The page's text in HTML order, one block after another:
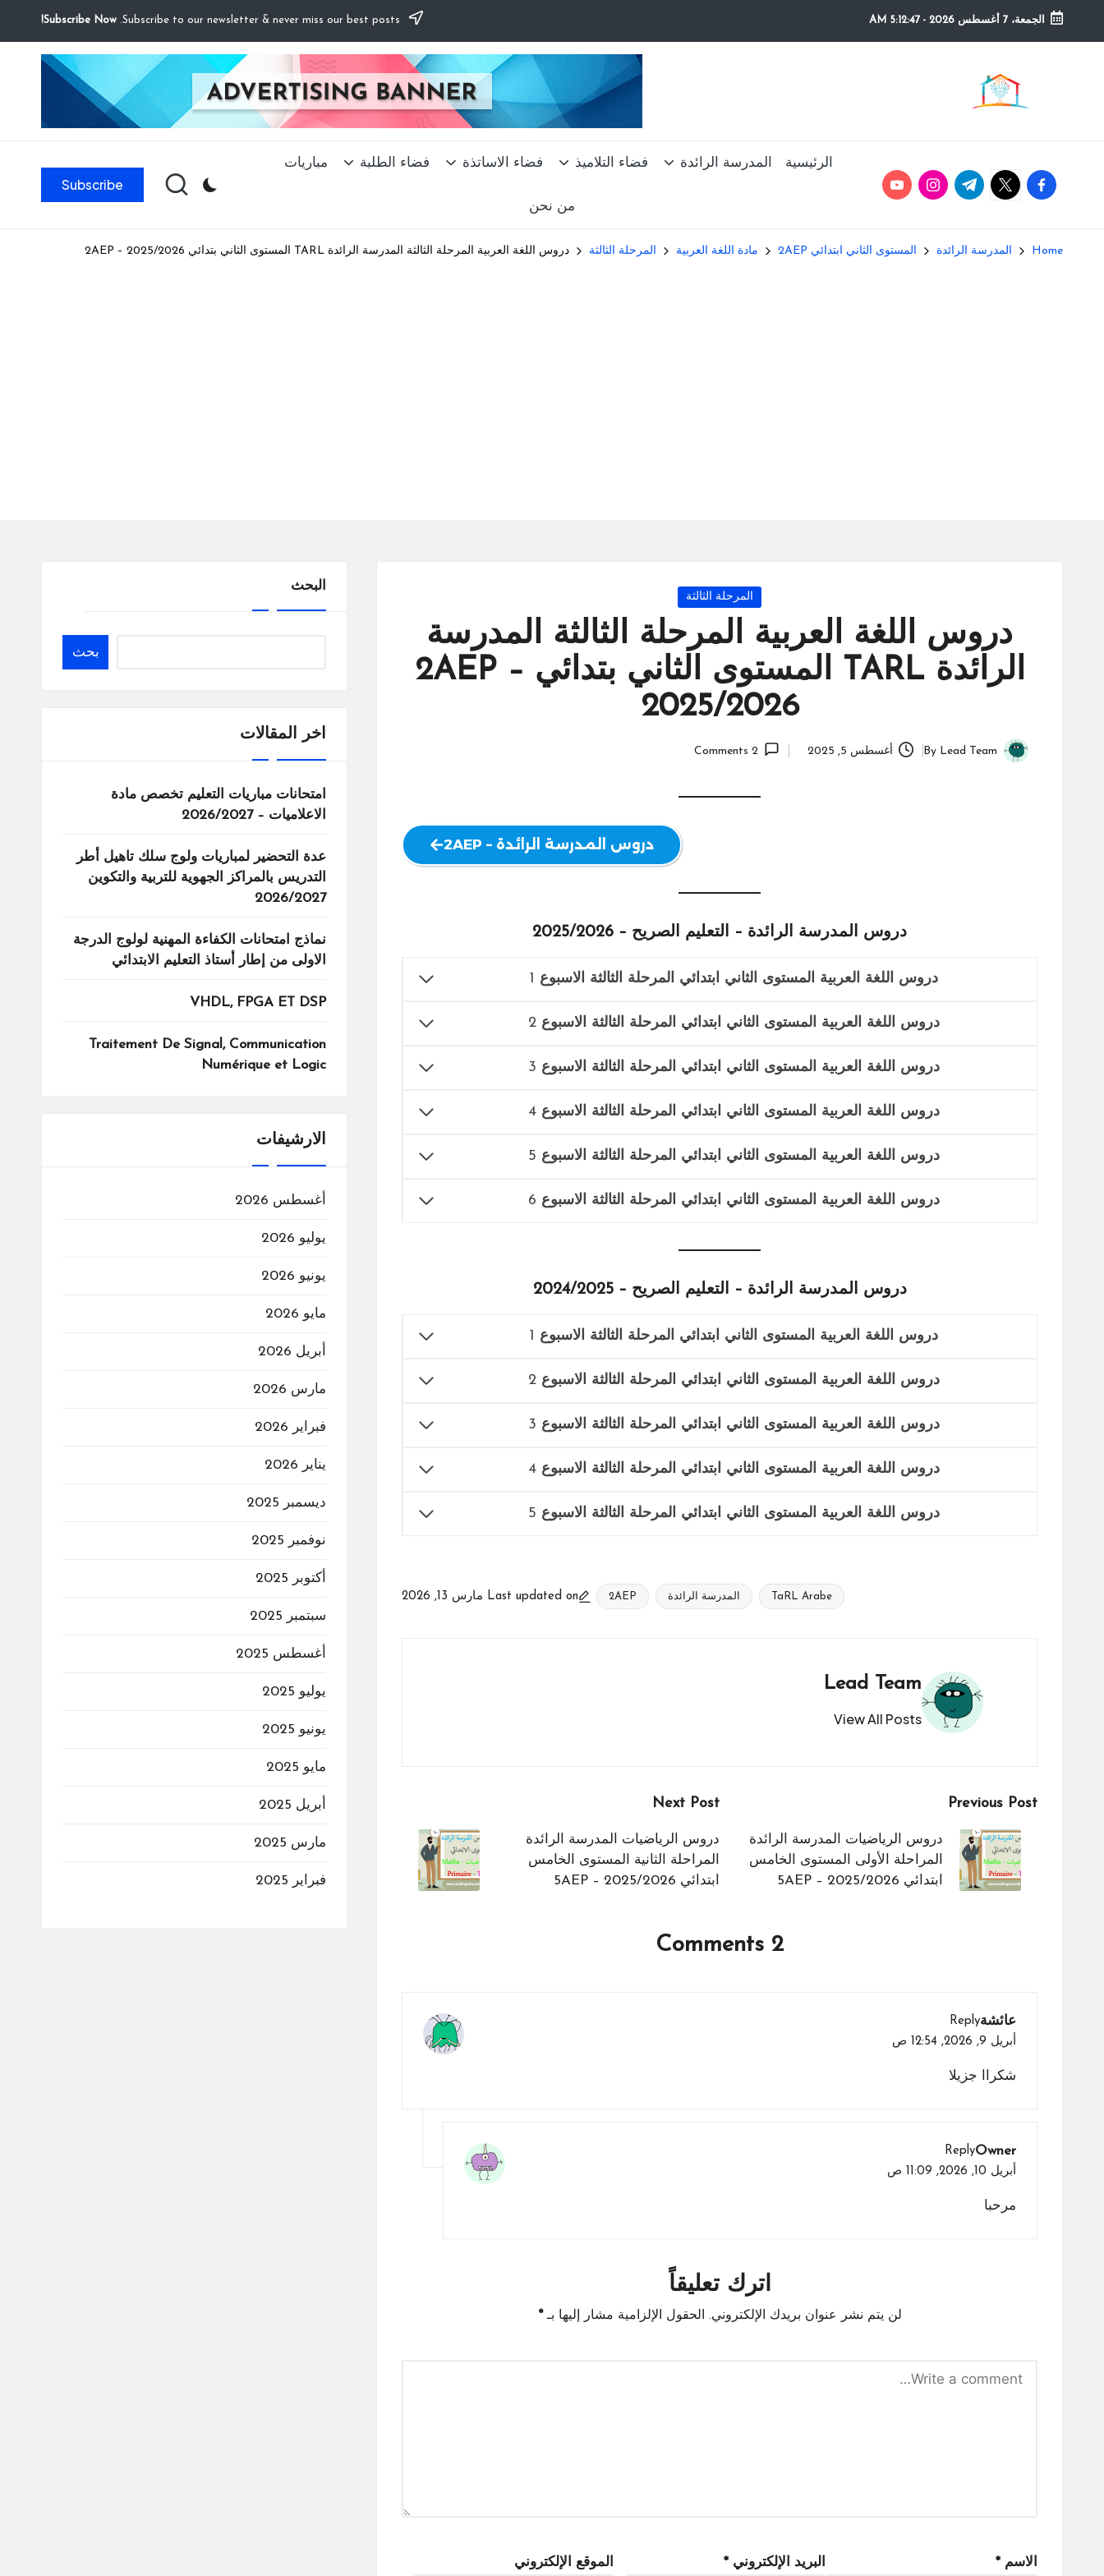
Skip
الجمعة، 7 أغسطس 2026 -
5:12:47 AM
Subscribe Now!
م
ع
التعليم
الصريح
facebook.com
twitter.com
t.me
instagram.com
youtube.com
الرئيسية المدرسة الرائدة فضاء التلاميذ فضاء الاساتذة فضاء الطلبة مباريات
من نحن
Subscribe
Home المدرسة الرائدة المستوى الثاني ابتدائي 2AEP مادة اللغة العربية المرحلة الثالثة دروس اللغة العربية المرحلة الثالثة المدرسة الرائدة TARL المستوى الثاني بتدائي 2AEP – 2025/2026
Posted
المرحلة الثالثة
دروس اللغة العربية المرحلة الثالثة المدرسة
الرائدة TARL المستوى الثاني بتدائي 2AEP –
2025/2026
Posted
By Lead Team أغسطس 5, 2025 2 Comments
دروس المدرسة الرائدة – 2AEP
دروس المدرسة الرائدة – التعليم الصريح – 2025/2026
دروس اللغة العربية المستوى الثاني ابتدائي المرحلة الثالثة الاسبوع 1
دروس اللغة العربية المستوى الثاني ابتدائي المرحلة الثالثة الاسبوع 2
دروس اللغة العربية المستوى الثاني ابتدائي المرحلة الثالثة الاسبوع 3
دروس اللغة العربية المستوى الثاني ابتدائي المرحلة الثالثة الاسبوع 4
دروس اللغة العربية المستوى الثاني ابتدائي المرحلة الثالثة الاسبوع 5
دروس اللغة العربية المستوى الثاني ابتدائي المرحلة الثالثة الاسبوع 6
دروس المدرسة الرائدة – التعليم الصريح – 2024/2025
دروس اللغة العربية المستوى الثاني ابتدائي المرحلة الثالثة الاسبوع 1
دروس اللغة العربية المستوى الثاني ابتدائي المرحلة الثالثة الاسبوع 2
دروس اللغة العربية المستوى الثاني ابتدائي المرحلة الثالثة الاسبوع 3
دروس اللغة العربية المستوى الثاني ابتدائي المرحلة الثالثة الاسبوع 4
دروس اللغة العربية المستوى الثاني ابتدائي المرحلة الثالثة الاسبوع 5
2AEP المدرسة الرائدة TaRL Arabe Last updated on مارس 13, 2026
Lead Team
View All Posts
Post
navigation
Previous Post
دروس الرياضيات المدرسة الرائدة
المراحلة الأولى المستوى الخامس
ابتدائي 5AEP – 2025/2026
Next Post
دروس الرياضيات المدرسة الرائدة
المراحلة الثانية المستوى الخامس
ابتدائي 5AEP – 2025/2026
2 Comments
عائشةReply
أبريل 9, 2026,
12:54 ص
شكراا جزيلا
Owner
Reply
أبريل 10, 2026,
11:09 ص
مرحبا
اترك تعليقاً
لن يتم نشر عنوان بريدك الإلكتروني. الحقول الإلزامية مشار إليها بـ*
الاسم * البريد الإلكتروني * الموقع الإلكتروني
البحث
بحث
اخر المقالات
امتحانات مباريات التعليم تخصص مادة
الاعلاميات – 2026/2027
عدة التحضير لمباريات ولوج سلك تاهيل أطر
التدريس بالمراكز الجهوية للتربية والتكوين
2026/2027
نماذج امتحانات الكفاءة المهنية لولوج الدرجة
الاولى من إطار أستاذ التعليم الابتدائي
VHDL, FPGA ET DSP
Traitement De Signal, Communication
Numérique et Logic
الارشيفات
أغسطس 2026
يوليو 2026
يونيو 2026
مايو 2026
أبريل 2026
مارس 2026
فبراير 2026
يناير 2026
ديسمبر 2025
نوفمبر 2025
أكتوبر 2025
سبتمبر 2025
أغسطس 2025
يوليو 2025
يونيو 2025
مايو 2025
أبريل 2025
مارس 2025
فبراير 2025